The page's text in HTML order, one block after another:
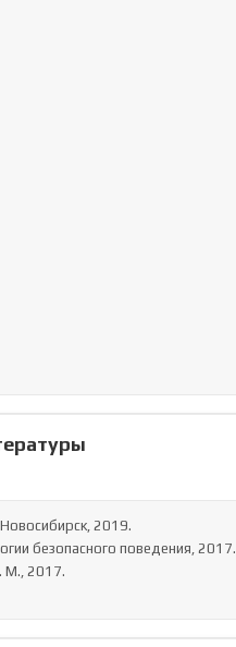
2019.
безопасного поведения, 2017.
М., 2017.